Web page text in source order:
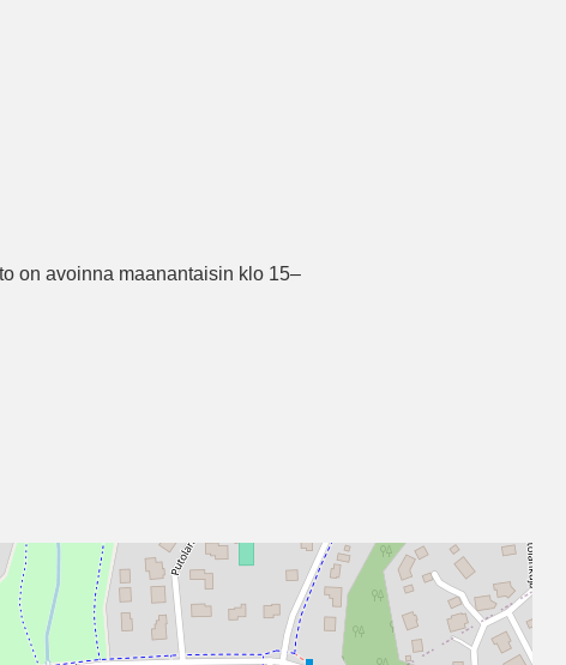
on avoinna maanantaisin klo 15–